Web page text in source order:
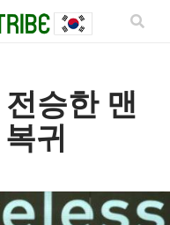
승한 맨
귀